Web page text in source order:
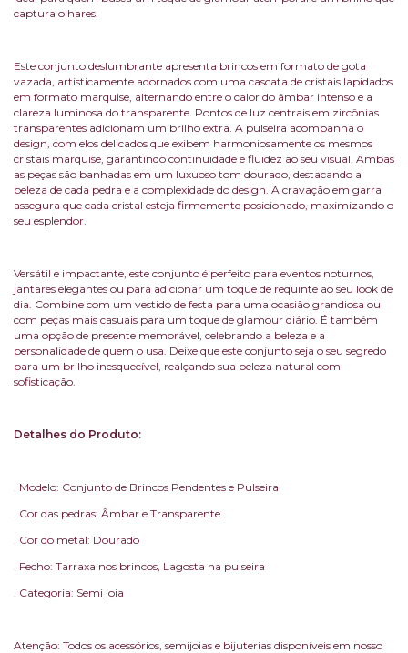
captura olhares.
Este conjunto deslumbrante apresenta brincos em formato de gota
vazada, artisticamente adornados com uma cascata de cristais lapidados
em formato marquise, alternando entre o calor do âmbar intenso e a
clareza luminosa do transparente. Pontos de luz centrais em zircônias
transparentes adicionam um brilho extra. A pulseira acompanha o
design, com elos delicados que exibem harmoniosamente os mesmos
cristais marquise, garantindo continuidade e fluidez ao seu visual. Ambas
as peças são banhadas em um luxuoso tom dourado, destacando a
beleza de cada pedra e a complexidade do design. A cravação em garra
assegura que cada cristal esteja firmemente posicionado, maximizando o
seu esplendor.
Versátil e impactante, este conjunto é perfeito para eventos noturnos,
jantares elegantes ou para adicionar um toque de requinte ao seu look de
dia. Combine com um vestido de festa para uma ocasião grandiosa ou
com peças mais casuais para um toque de glamour diário. É também
uma opção de presente memorável, celebrando a beleza e a
personalidade de quem o usa. Deixe que este conjunto seja o seu segredo
para um brilho inesquecível, realçando sua beleza natural com
sofisticação.
Detalhes do Produto:
. Modelo: Conjunto de Brincos Pendentes e Pulseira
. Cor das pedras: Âmbar e Transparente
. Cor do metal: Dourado
. Fecho: Tarraxa nos brincos, Lagosta na pulseira
. Categoria: Semi joia
Atenção: Todos os acessórios, semijoias e bijuterias disponíveis em nosso